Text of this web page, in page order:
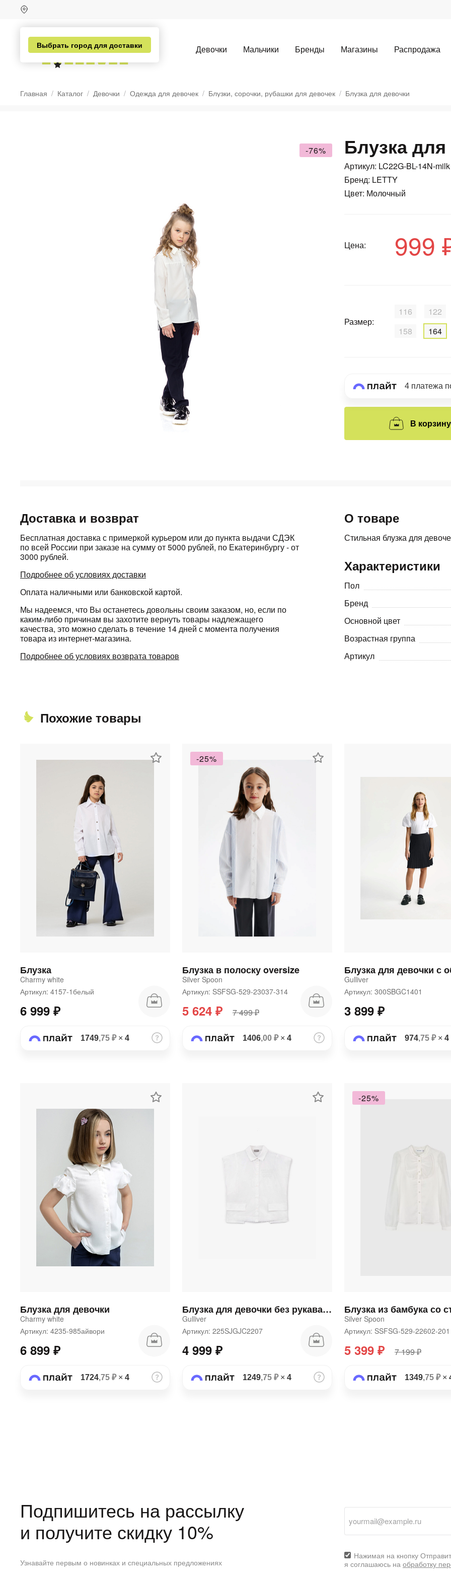
Выбрать город для доставки Девочки Мальчики Бренды Магазины Распродажа
Главная Каталог Девочки Одежда для девочек Блузки, сорочки, рубашки для девочек Блузка для девочки
-76% Блузка
Артикул: LC22G-BL-14N-milk
Бренд: LETTY
Цвет: Молочный
Цена: 999
Размер:
116
122
158
164
4 платежа
В корзину
Доставка и возврат
Бесплатная доставка с примеркой курьером или до пункта выдачи СДЭК
по всей России при заказе на сумму от 5000 рублей, по Екатеринбургу - от
3000 рублей.
Подробнее об условиях доставки
Оплата наличными или банковской картой.
Мы надеемся, что Вы останетесь довольны своим заказом, но, если по
каким-либо причинам вы захотите вернуть товары надлежащего
качества, это можно сделать в течение 14 дней с момента получения
товара из интернет-магазина.
Подробнее об условиях возврата товаров
О товаре
Стильная блузка для
Характеристики
Пол
Бренд
Основной цвет
Возрастная группа
Артикул
Похожие товары
Блузка
Charmy white
Артикул: 4157-1белый
6 999 ₽
1749,75 ₽× 4
-25%
Блузка в полоску oversize
Silver Spoon
Артикул: SSFSG-529-23037-314
5 624 ₽ 7 499 ₽
1406,00 ₽× 4
Gulliver
Артикул: 300SBGC1401
3 899 ₽
974,75 ₽× 4
Блузка для девочки
Charmy white
Артикул: 4235-985айвори
6 899 ₽
1724,75 ₽× 4
Блузка для девочки без рукава из поплина белая
Gulliver
Артикул: 225SJGJC2207
4 999 ₽
1249,75 ₽× 4
-25%
Silver Spoon
Артикул: SSFSG-529-22602-
5 399 ₽ 7 199 ₽
1349,75 ₽×
Подпишитесь на рассылку
и получите скидку 10%
Узнавайте первым о новинках и специальных предложениях
Нажимая на кнопку
я соглашаюсь на обработку
недели
8 800 302-02-51